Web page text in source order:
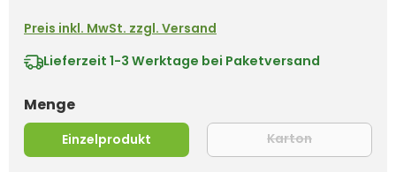
Preis inkl. MwSt. zzgl. Versand
Lieferzeit 1-3 Werktage bei Paketversand
Mengeauswählen
Einzelprodukt Karton(Diese